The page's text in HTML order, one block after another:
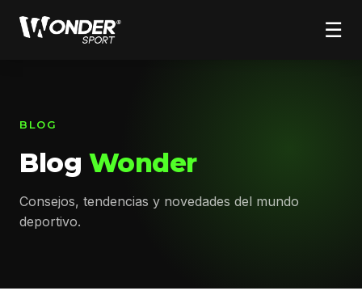
☰
BLOG
Blog Wonder
Consejos, tendencias y novedades del mundo
deportivo.